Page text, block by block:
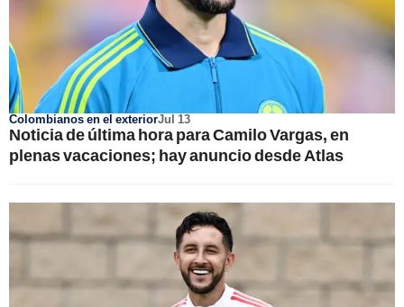
Colombianos en el exteriorJul 13
Noticia de última hora para Camilo Vargas, en
plenas vacaciones; hay anuncio desde Atlas